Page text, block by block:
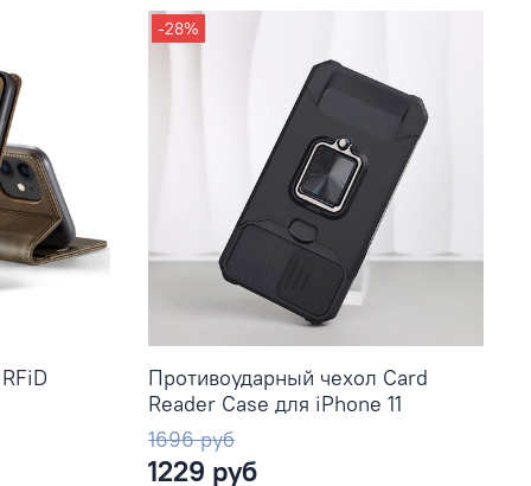
-28%
Противоударный чехол Сard
Reader Case для iPhone 11
1696 руб
1229 руб